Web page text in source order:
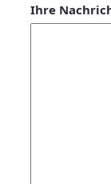
Ihre